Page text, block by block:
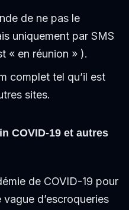
de ne pas le
uniquement par SMS
« en réunion » ).
complet tel qu’il est
sites.
COVID-19 et autres
de COVID-19 pour
d’escroqueries